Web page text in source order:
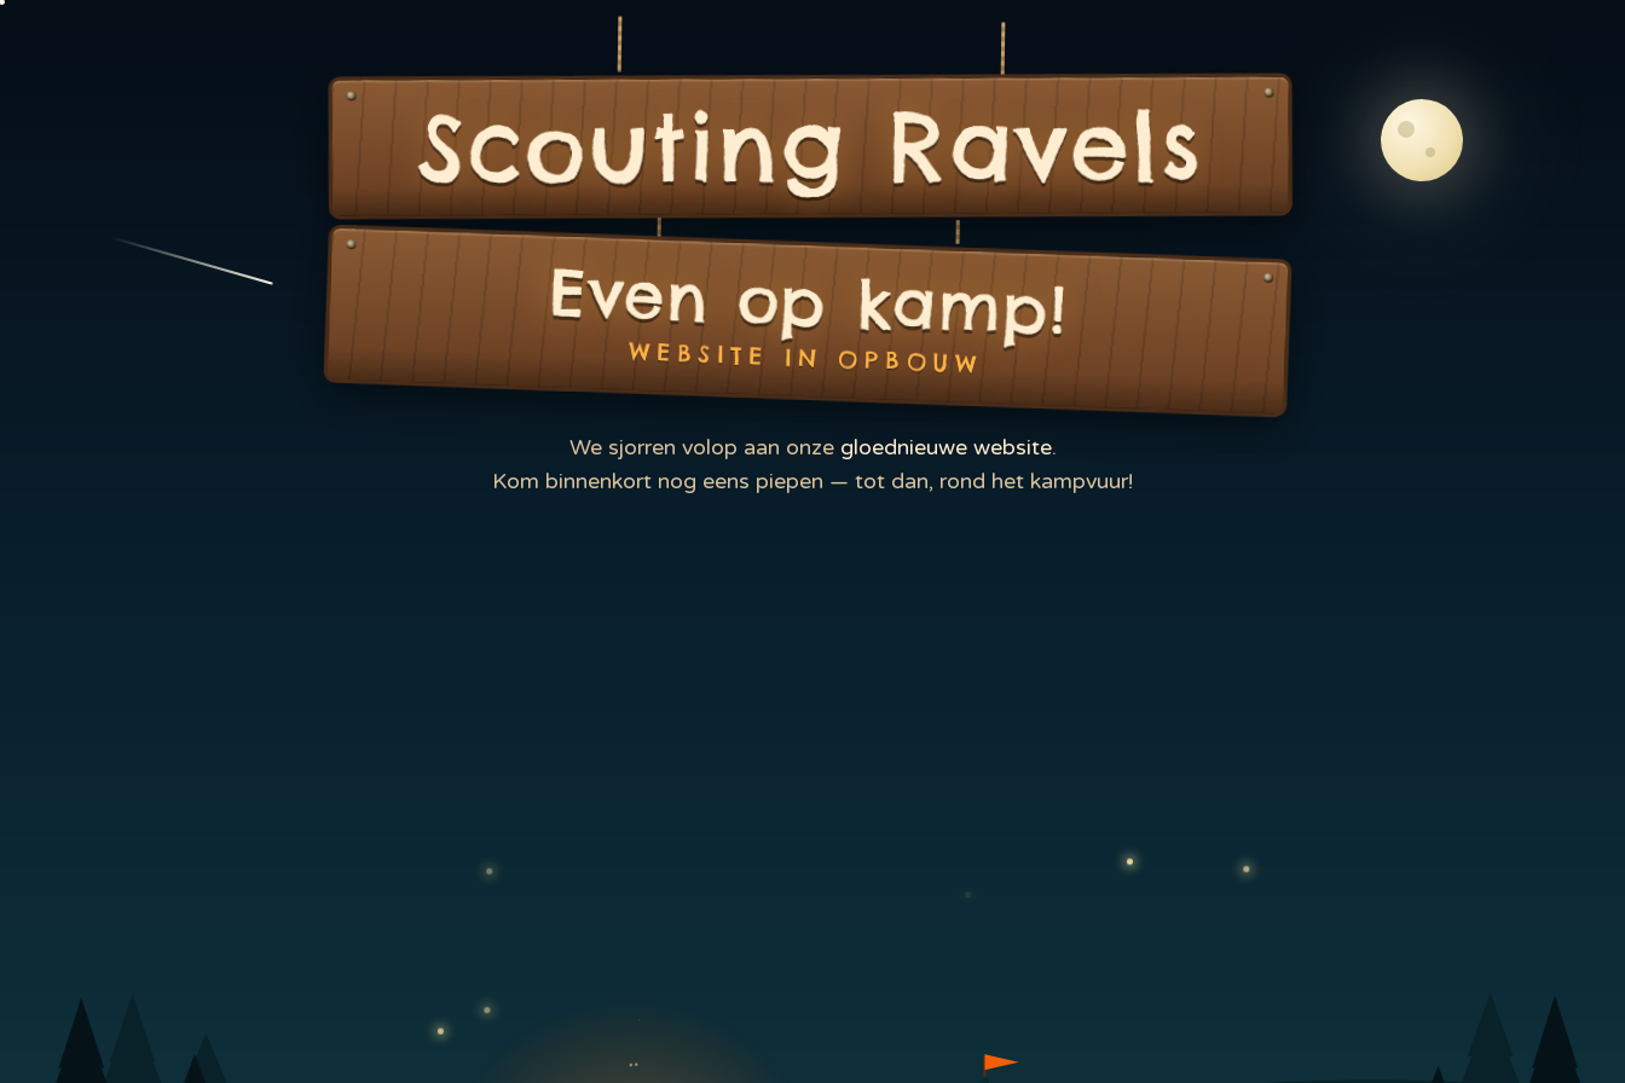
Scouting Ravels
Even op kamp!
WEBSITE IN OPBOUW
We sjorren volop aan onze gloednieuwe website.
Kom binnenkort nog eens piepen — tot dan, rond het kampvuur!